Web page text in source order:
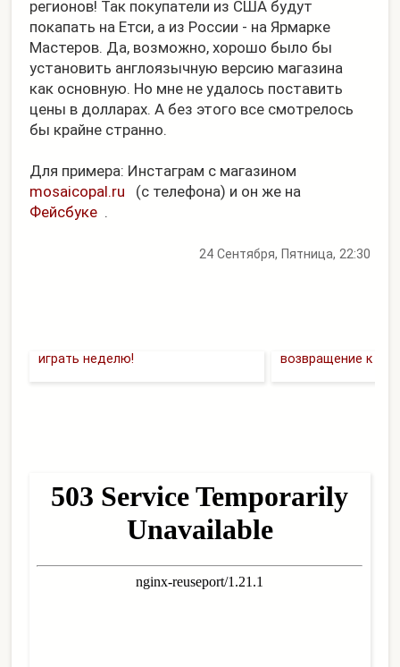
регионов! Так покупатели из США будут
покапать на Етси, а из России - на Ярмарке
Мастеров. Да, возможно, хорошо было бы
установить англоязычную версию магазина
как основную. Но мне не удалось поставить
цены в долларах. А без этого все смотрелось
бы крайне странно.
Для примера: Инстаграм с магазином
mosaicopal.ru
(с телефона) и он же на
Фейсбуке .
24 Сентября, Пятница, 22:30
играть неделю!
возвращение к